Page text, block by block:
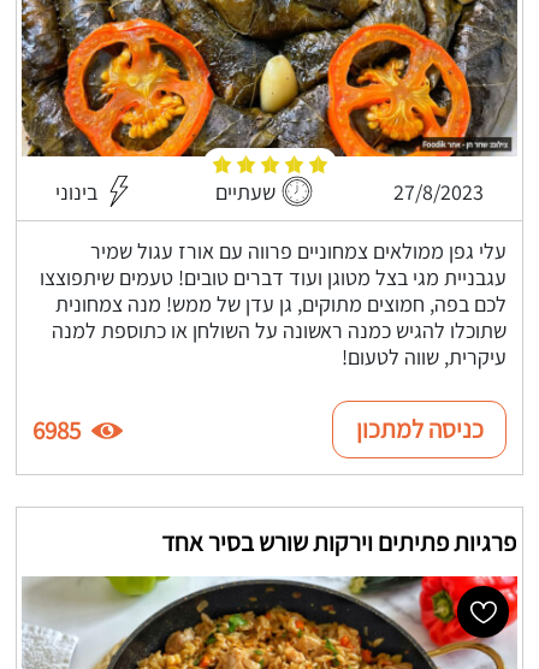
27/8/2023 שעתיים בינוני
עלי גפן ממולאים צמחוניים פרווה עם אורז עגול שמיר
עגבניית מגי בצל מטוגן ועוד דברים טובים! טעמים שיתפוצצו
לכם בפה, חמוצים מתוקים, גן עדן של ממש! מנה צמחונית
שתוכלו להגיש כמנה ראשונה על השולחן או כתוספת למנה
עיקרית, שווה לטעום!
כניסה למתכון 6985
פרגיות פתיתים וירקות שורש בסיר אחד